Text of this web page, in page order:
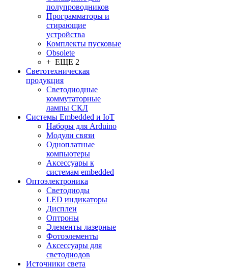
полупроводников
Программаторы и
стирающие
устройства
Комплекты пусковые
Obsolete
+ ЕЩЕ 2
Светотехническая
продукция
Светодиодные
коммутаторные
лампы СКЛ
Системы Embedded и IoT
Наборы для Arduino
Модули связи
Одноплатные
компьютеры
Аксессуары к
системам embedded
Oптоэлектроника
Светодиоды
LED индикаторы
Дисплеи
Оптроны
Элементы лазерные
Фотоэлементы
Аксессуары для
светодиодов
Источники света